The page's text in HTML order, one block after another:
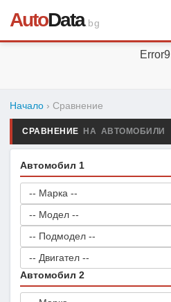
AutoData.bg
Error9
Начало › Сравнение
СРАВНЕНИЕ НА АВТОМОБИЛИ
Автомобил 1
Автомобил 2